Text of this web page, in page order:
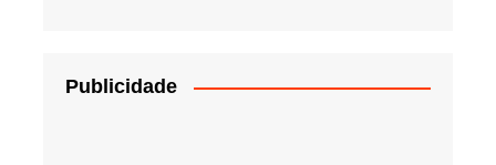
Publicidade